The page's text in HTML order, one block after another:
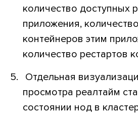
количество доступных
приложения,
контейнеров этим
количество рестартов
Отдельная
просмотра реалтайм
состоянии нод в